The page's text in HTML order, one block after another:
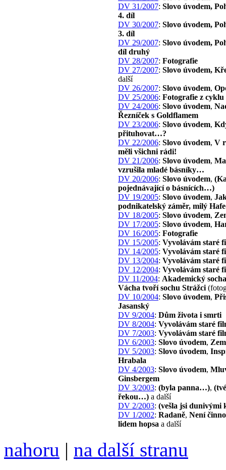
DV 31/2007: Slovo úvodem,
4. díl
DV 30/2007: Slovo úvodem,
3. díl
DV 29/2007: Slovo úvodem,
díl druhý
DV 28/2007: Fotografie
DV 27/2007: Slovo úvodem,
další
DV 26/2007: Slovo úvodem,
DV 25/2006: Fotografie z
DV 24/2006: Slovo úvodem,
Řezníček s Goldflamem
DV 23/2006: Slovo úvodem,
přituhovat…?
DV 22/2006: Slovo úvodem, V
měli všichni rádi!
DV 21/2006: Slovo úvodem,
vzrušila mladé básníky…
DV 20/2006: Slovo úvodem,
pojednávající o básnících…)
DV 19/2005: Slovo úvodem,
podnikatelský záměr, milý
DV 18/2005: Slovo úvodem,
DV 17/2005: Slovo úvodem,
DV 16/2005: Fotografie
DV 15/2005: Vyvolávám staré
DV 14/2005: Vyvolávám staré
DV 13/2004: Vyvolávám staré
DV 12/2004: Vyvolávám staré
DV 11/2004: Akademický
Vácha tvoří sochu Strážci
DV 10/2004: Slovo úvodem,
Jasanský
DV 9/2004: Dům života i smrti
DV 8/2004: Vyvolávám staré
DV 7/2003: Vyvolávám staré
DV 6/2003: Slovo úvodem,
DV 5/2003: Slovo úvodem,
Hrabala
DV 4/2003: Slovo úvodem,
Ginsbergem
DV 3/2003: (byla panna…),
řekou…) a další
DV 2/2003: (vešla jsi
DV 1/2002: Radaně, Není
lidem hopsa a další
nahoru | na další stranu